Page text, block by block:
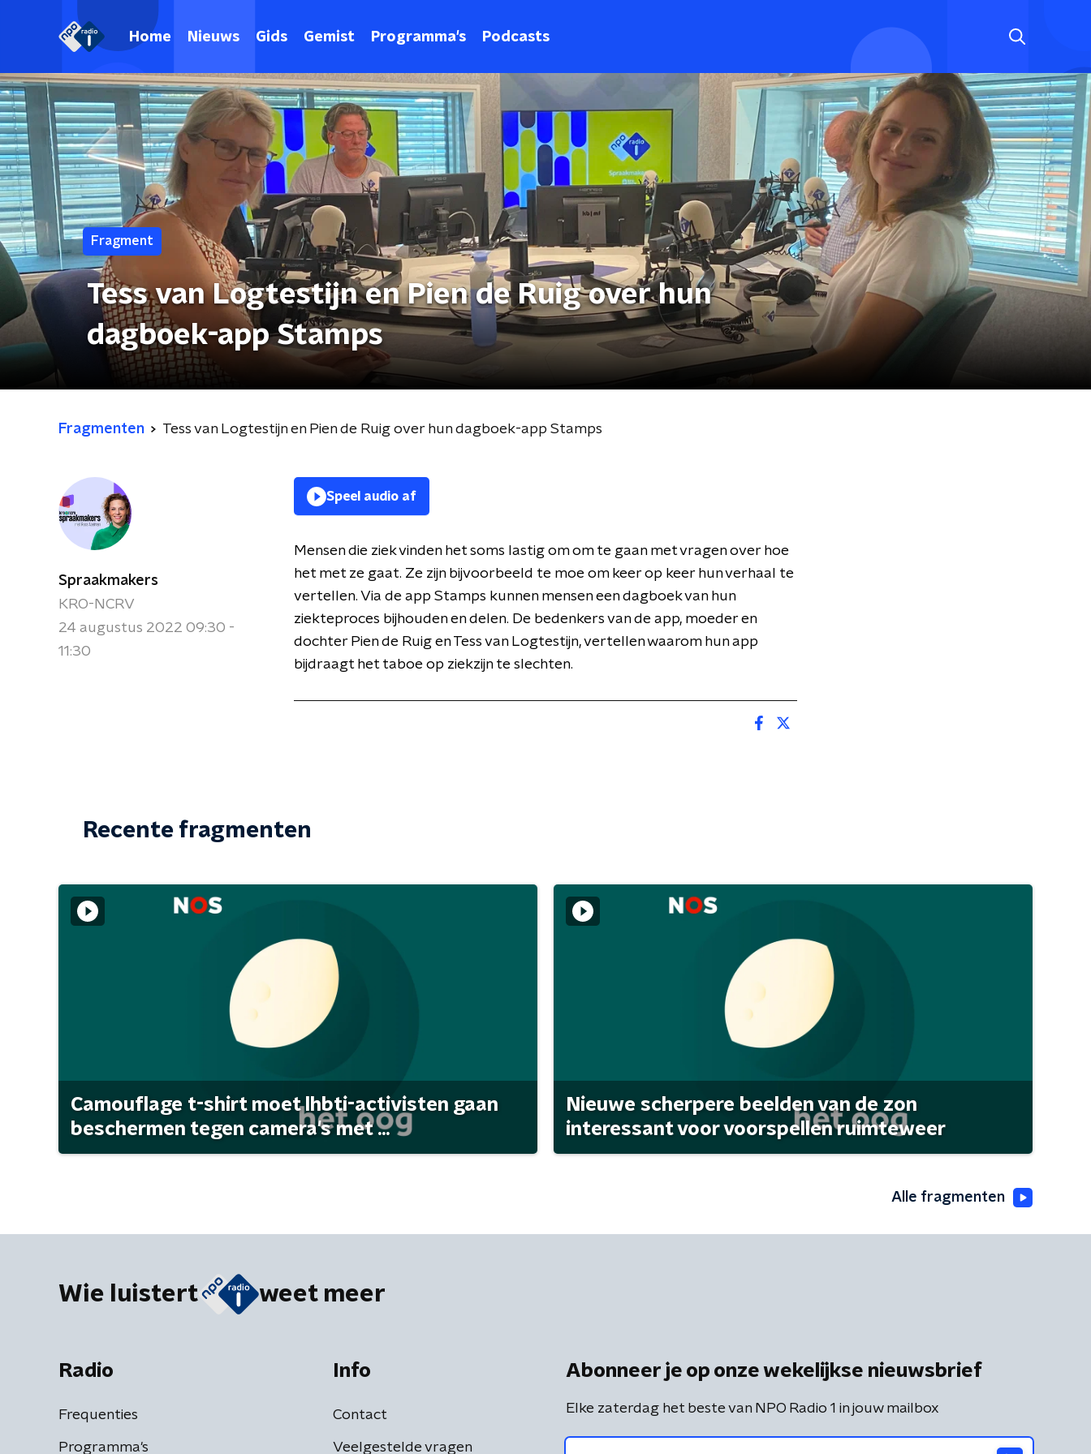
Home Nieuws Gids Gemist Programma's Podcasts
Fragment
Tess van Logtestijn en Pien de Ruig over hun
dagboek-app Stamps
Fragmenten Tess van Logtestijn en Pien de Ruig over hun dagboek-app Stamps
Spraakmakers
KRO-NCRV
24 augustus 2022 09:30 -
11:30
Speel audio af
Mensen die ziek vinden het soms lastig om om te gaan met vragen over hoe
het met ze gaat. Ze zijn bijvoorbeeld te moe om keer op keer hun verhaal te
vertellen. Via de app Stamps kunnen mensen een dagboek van hun
ziekteproces bijhouden en delen. De bedenkers van de app, moeder en
dochter Pien de Ruig en Tess van Logtestijn, vertellen waarom hun app
bijdraagt het taboe op ziekzijn te slechten.
Recente fragmenten
Camouflage t-shirt moet lhbti-activisten gaan
beschermen tegen camera's met ...
Nieuwe scherpere beelden van de zon
interessant voor voorspellen ruimteweer
Alle fragmenten
Wie luistert weet meer
Radio
Frequenties
Programma's
Info
Contact
Veelgestelde vragen
Abonneer je op onze wekelijkse nieuwsbrief
Elke zaterdag het beste van NPO Radio 1 in jouw mailbox